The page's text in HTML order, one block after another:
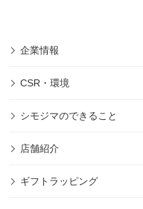
報の保護に細心の注
供されるサービスの
■本規約に明記された
■本規約に明記された
■その他本規約に規定
企業情報
CSR・環境
シモジマのできること
店舗紹介
ギフトラッピング